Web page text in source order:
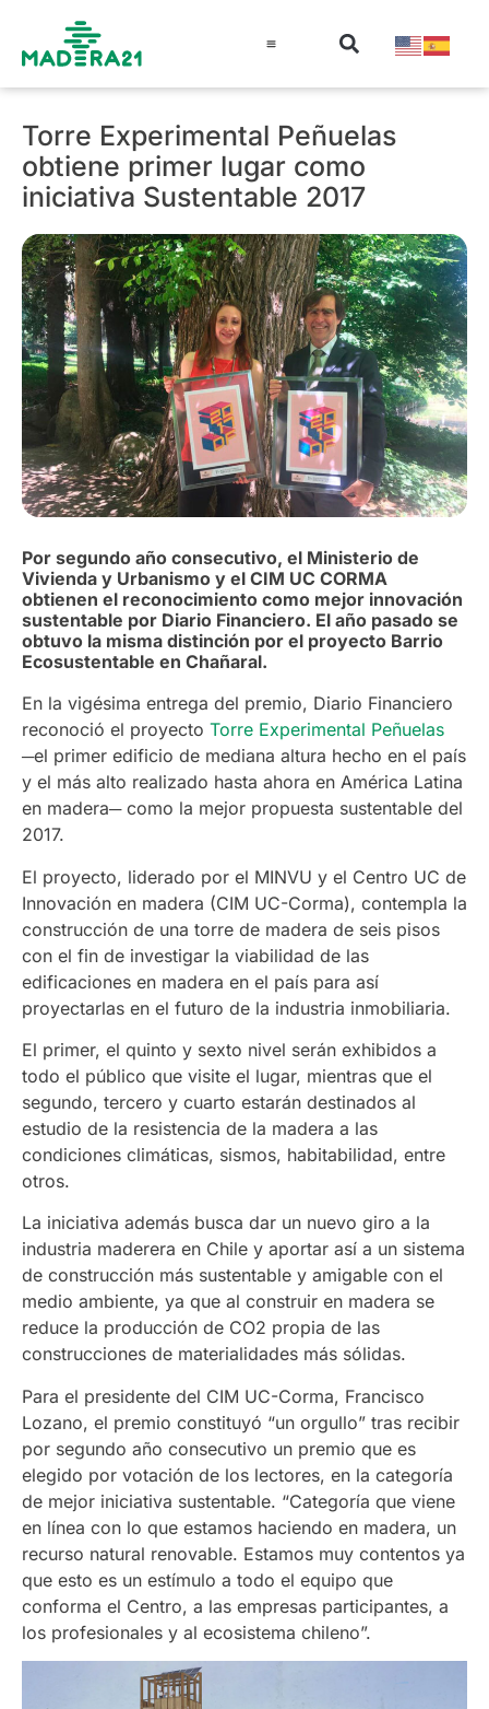
Torre Experimental Peñuelas
obtiene primer lugar como
iniciativa Sustentable 2017
Por segundo año consecutivo, el Ministerio de
Vivienda y Urbanismo y el CIM UC CORMA
obtienen el reconocimiento como mejor innovación
sustentable por Diario Financiero. El año pasado se
obtuvo la misma distinción por el proyecto Barrio
Ecosustentable en Chañaral.
En la vigésima entrega del premio, Diario Financiero
reconoció el proyecto Torre Experimental Peñuelas
─el primer edificio de mediana altura hecho en el país
y el más alto realizado hasta ahora en América Latina
en madera─ como la mejor propuesta sustentable del
2017.
El proyecto, liderado por el MINVU y el Centro UC de
Innovación en madera (CIM UC-Corma), contempla la
construcción de una torre de madera de seis pisos
con el fin de investigar la viabilidad de las
edificaciones en madera en el país para así
proyectarlas en el futuro de la industria inmobiliaria.
El primer, el quinto y sexto nivel serán exhibidos a
todo el público que visite el lugar, mientras que el
segundo, tercero y cuarto estarán destinados al
estudio de la resistencia de la madera a las
condiciones climáticas, sismos, habitabilidad, entre
otros.
La iniciativa además busca dar un nuevo giro a la
industria maderera en Chile y aportar así a un sistema
de construcción más sustentable y amigable con el
medio ambiente, ya que al construir en madera se
reduce la producción de CO2 propia de las
construcciones de materialidades más sólidas.
Para el presidente del CIM UC-Corma, Francisco
Lozano, el premio constituyó “un orgullo” tras recibir
por segundo año consecutivo un premio que es
elegido por votación de los lectores, en la categoría
de mejor iniciativa sustentable. “Categoría que viene
en línea con lo que estamos haciendo en madera, un
recurso natural renovable. Estamos muy contentos ya
que esto es un estímulo a todo el equipo que
conforma el Centro, a las empresas participantes, a
los profesionales y al ecosistema chileno”.